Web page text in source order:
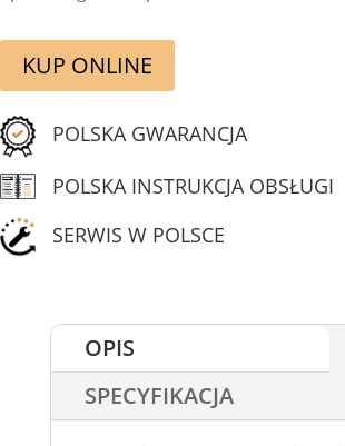
KUP ONLINE
POLSKA GWARANCJA
POLSKA INSTRUKCJA OBSŁUGI
SERWIS W POLSCE
OPIS
SPECYFIKACJA